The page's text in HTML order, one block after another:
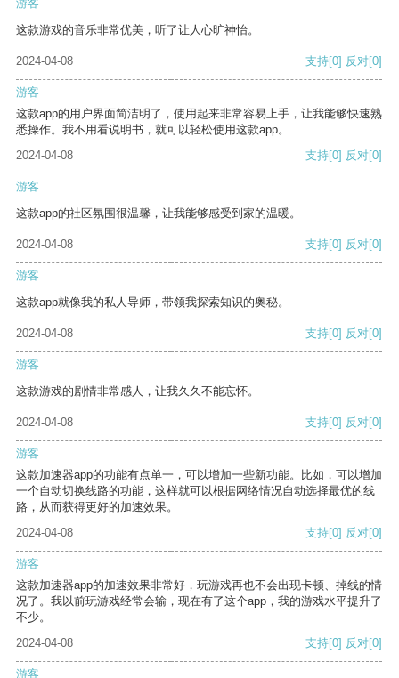
游客
这款游戏的音乐非常优美，听了让人心旷神怡。
2024-04-08 支持[0] 反对[0]
游客
这款app的用户界面简洁明了，使用起来非常容易上手，让我能够快速熟
悉操作。我不用看说明书，就可以轻松使用这款app。
2024-04-08
支持[0] 反对[0]
游客
这款app的社区氛围很温馨，让我能够感受到家的温暖。
2024-04-08 支持[0] 反对[0]
游客
这款app就像我的私人导师，带领我探索知识的奥秘。
2024-04-08 支持[0] 反对[0]
游客
这款游戏的剧情非常感人，让我久久不能忘怀。
2024-04-08 支持[0] 反对[0]
游客
这款加速器app的功能有点单一，可以增加一些新功能。比如，可以增加
一个自动切换线路的功能，这样就可以根据网络情况自动选择最优的线
路，从而获得更好的加速效果。
2024-04-08
支持[0] 反对[0]
游客
这款加速器app的加速效果非常好，玩游戏再也不会出现卡顿、掉线的情
况了。我以前玩游戏经常会输，现在有了这个app，我的游戏水平提升了
不少。
2024-04-08
支持[0] 反对[0]
游客